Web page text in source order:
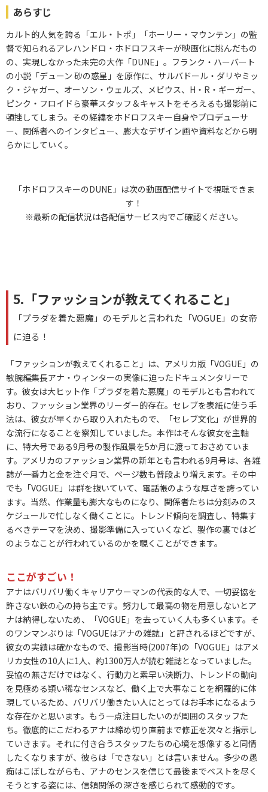
あらすじ
カルト的人気を誇る「エル・トポ」「ホーリー・マウンテン」の監
督で知られるアレハンドロ・ホドロフスキーが映画化に挑んだもの
の、実現しなかった未完の大作「DUNE」。フランク・ハーバート
の小説「デューン 砂の惑星」を原作に、サルバドール・ダリやミッ
ク・ジャガー、オーソン・ウェルズ、メビウス、H・R・ギーガー、
ピンク・フロイドら豪華スタッフ＆キャストをそろえるも撮影前に
頓挫してしまう。その経緯をホドロフスキー自身やプロデューサ
ー、関係者へのインタビュー、膨大なデザイン画や資料などから明
らかにしていく。
「ホドロフスキーのDUNE」は次の動画配信サイトで視聴できま
す！
※最新の配信状況は各配信サービス内でご確認ください。
5.「ファッションが教えてくれること」
「プラダを着た悪魔」のモデルと言われた「VOGUE」の女帝
に迫る！
「ファッションが教えてくれること」は、アメリカ版「VOGUE」の
敏腕編集長アナ・ウィンターの実像に迫ったドキュメンタリーで
す。彼女は大ヒット作「プラダを着た悪魔」のモデルとも言われて
おり、ファッション業界のリーダー的存在。セレブを表紙に使う手
法は、彼女が早くから取り入れたもので、「セレブ文化」が世界的
な流行になることを察知していました。本作はそんな彼女を主軸
に、特大号である9月号の製作風景を5か月に渡っておさめていま
す。アメリカのファッション業界の新年とも言われる9月号は、各雑
誌が一番力と金を注ぐ月で、ページ数も普段より増えます。その中
でも「VOGUE」は群を抜いていて、電話帳のような厚さを誇ってい
ます。当然、作業量も膨大なものになり、関係者たちは分刻みのス
ケジュールで忙しなく働くことに。トレンド傾向を調査し、特集す
るべきテーマを決め、撮影準備に入っていくなど、製作の裏ではど
のようなことが行われているのかを覗くことができます。
ここがすごい！
アナはバリバリ働くキャリアウーマンの代表的な人で、一切妥協を
許さない鉄の心の持ち主です。努力して最高の物を用意しないとア
ナは納得しないため、「VOGUE」を去っていく人も多くいます。そ
のワンマンぶりは「VOGUEはアナの雑誌」と評されるほどですが、
彼女の実績は確かなもので、撮影当時(2007年)の「VOGUE」はアメ
リカ女性の10人に1人、約1300万人が読む雑誌となっていました。
妥協の無さだけではなく、行動力と素早い決断力、トレンドの動向
を見極める類い稀なセンスなど、働く上で大事なことを網羅的に体
現しているため、バリバリ働きたい人にとってはお手本になるよう
な存在かと思います。もう一点注目したいのが周囲のスタッフた
ち。徹底的にこだわるアナは締め切り直前まで修正を次々と指示し
ていきます。それに付き合うスタッフたちの心境を想像すると同情
したくなりますが、彼らは「できない」とは言いません。多少の愚
痴はこぼしながらも、アナのセンスを信じて最後までベストを尽く
そうとする姿には、信頼関係の深さを感じられて感動的です。